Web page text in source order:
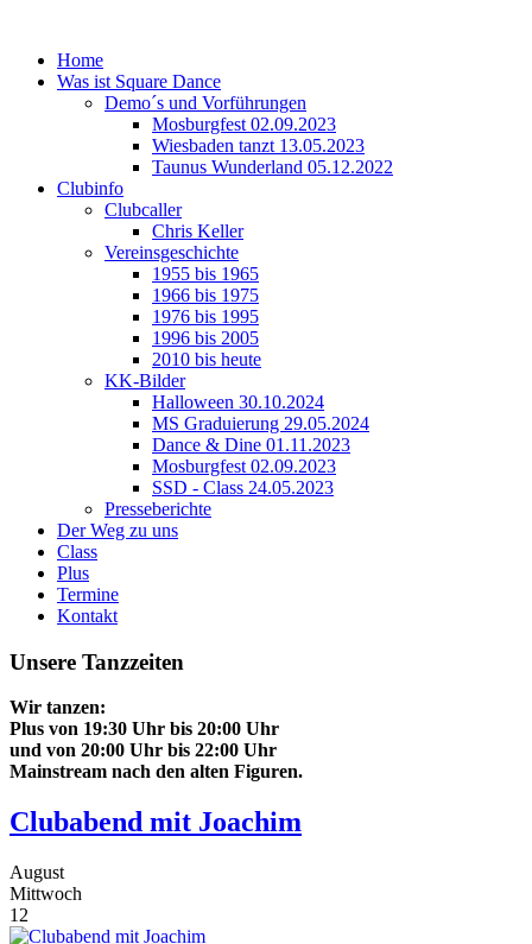
Home
Was ist Square Dance
Demo´s und Vorführungen
Mosburgfest 02.09.2023
Wiesbaden tanzt 13.05.2023
Taunus Wunderland 05.12.2022
Clubinfo
Clubcaller
Chris Keller
Vereinsgeschichte
1955 bis 1965
1966 bis 1975
1976 bis 1995
1996 bis 2005
2010 bis heute
KK-Bilder
Halloween 30.10.2024
MS Graduierung 29.05.2024
Dance & Dine 01.11.2023
Mosburgfest 02.09.2023
SSD - Class 24.05.2023
Presseberichte
Der Weg zu uns
Class
Plus
Termine
Kontakt
Unsere Tanzzeiten
Wir tanzen:
Plus von 19:30 Uhr bis 20:00 Uhr
und von 20:00 Uhr bis 22:00 Uhr
Mainstream nach den alten Figuren.
Clubabend mit Joachim
August
Mittwoch
12